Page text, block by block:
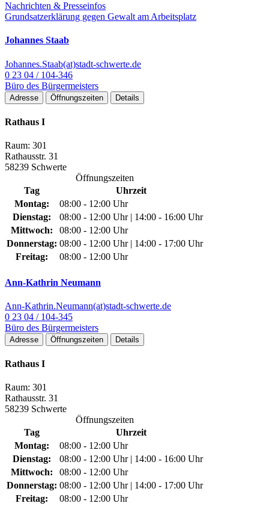
Nachrichten & Presseinfos
Grundsatzerklärung gegen Gewalt am Arbeitsplatz
Johannes Staab
Johannes.Staab(at)stadt-schwerte.de
0 23 04 / 104-346
Büro des Bürgermeisters
Adresse Öffnungszeiten Details
Rathaus I
Raum: 301
Rathausstr. 31
58239 Schwerte
Öffnungszeiten
Tag
Uhrzeit
Montag:
08:00 - 12:00 Uhr
Dienstag:
08:00 - 12:00 Uhr | 14:00 - 16:00 Uhr
Mittwoch:
08:00 - 12:00 Uhr
Donnerstag: 08:00 - 12:00 Uhr | 14:00 - 17:00 Uhr
Freitag:
08:00 - 12:00 Uhr
Ann-Kathrin Neumann
Ann-Kathrin.Neumann(at)stadt-schwerte.de
0 23 04 / 104-345
Büro des Bürgermeisters
Adresse Öffnungszeiten Details
Rathaus I
Raum: 301
Rathausstr. 31
58239 Schwerte
Öffnungszeiten
Tag
Uhrzeit
Montag:
08:00 - 12:00 Uhr
Dienstag:
08:00 - 12:00 Uhr | 14:00 - 16:00 Uhr
Mittwoch:
08:00 - 12:00 Uhr
Donnerstag: 08:00 - 12:00 Uhr | 14:00 - 17:00 Uhr
Freitag:
08:00 - 12:00 Uhr